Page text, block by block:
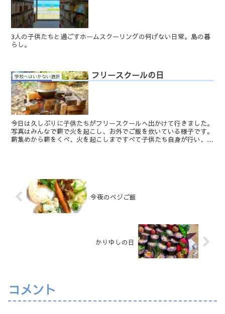
3人の子供たちと過ごすホームスクーリングの何げない日常。島の暮
らし。
学校へはいかない選択 フリースクールの日
今日は久しぶりに子供たちがフリースクールへ出かけて行きました。
写真はみんなで薪で火を起こし、お外でご飯を炊いている様子です。
薪集めから薪をくべ、火を起こしまですべて子供たち自身が行い、お
今夜のベジご飯
かりゆしの日
コメント